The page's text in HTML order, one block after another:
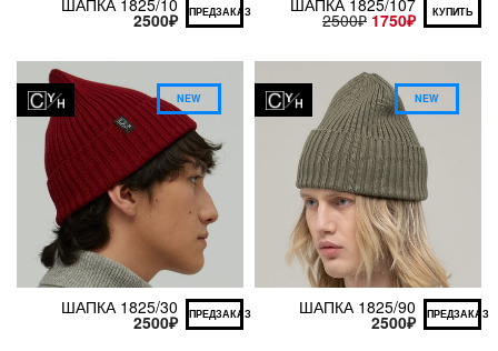
ШАПКА 1825/10
2500₽ ПРЕДЗАКАЗ ШАПКА 1825/107
2500₽ 1750₽ КУПИТЬ
NEW
ШАПКА 1825/30
2500₽ ПРЕДЗАКАЗ
NEW
ШАПКА 1825/90
2500₽ ПРЕДЗАКАЗ